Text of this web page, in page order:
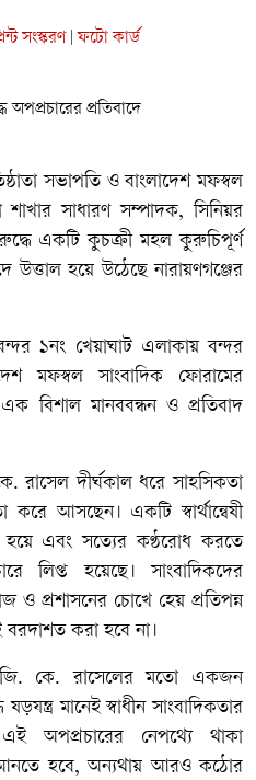
সংস্করণ ফটো কার্ড
সভাপতি ও বাংলাদেশ মফস্বল
শাখার সাধারণ সম্পাদক, সিনিয়র
একটি কুচক্রী মহল কুরুচিপূর্ণ
উত্তাল হয়ে উঠেছে নারায়ণগঞ্জের
১নং খেয়াঘাট এলাকায় বন্দর
মফস্বল সাংবাদিক ফোরামের
বিশাল মানববন্ধন ও প্রতিবাদ
রাসেল দীর্ঘকাল ধরে সাহসিকতা
করে আসছেন। একটি স্বার্থান্বেষী
হয়ে এবং সত্যের কণ্ঠরোধ করতে
লিপ্ত হয়েছে। সাংবাদিকদের
ও প্রশাসনের চোখে হেয় প্রতিপন্ন
করা হবে না।
জি. কে. রাসেলের মতো একজন
মানেই স্বাধীন সাংবাদিকতার
অপপ্রচারের নেপথ্যে থাকা
হবে, অন্যথায় আরও কঠোর